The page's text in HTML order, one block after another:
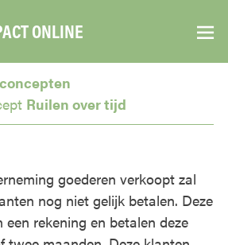
ONLINE ▼
Ruilen over tijd
goederen verkoopt zal
nog niet gelijk betalen. Deze
rekening en betalen deze